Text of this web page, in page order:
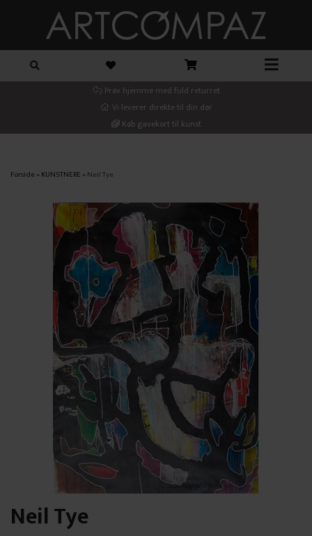
Prøv hjemme med fuld returret
Vi leverer direkte til din dør
Køb gavekort til kunst
Forside »KUNSTNERE »Neil Tye
Neil Tye